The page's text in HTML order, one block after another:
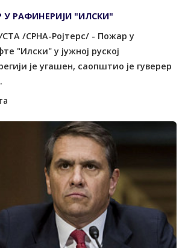
РАФИНЕРИЈИ "ИЛСКИ"
/СРНА-Ројтерс/ - Пожар у
"Илски" у јужној руској
је угашен, саопштио је гуверер